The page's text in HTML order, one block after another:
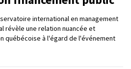
international en management
révèle une relation nuancée et
québécoise à l'égard de l'événement